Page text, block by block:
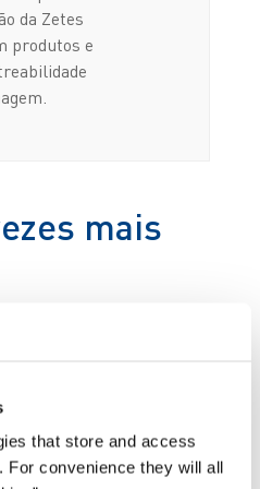
that store and access
For convenience they will all
da Zetes
produtos e
mais
as operações de leitura
mais rápida do que a
da Seachill,
De facto, a